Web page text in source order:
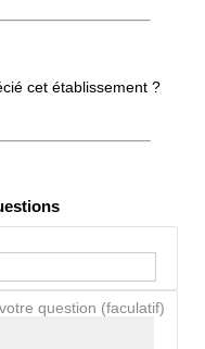
cet établissement ?
question (faculatif)